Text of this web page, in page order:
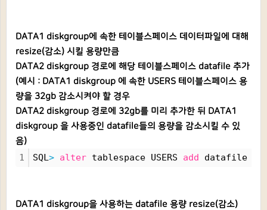
DATA1 diskgroup에 속한 테이블스페이스 데이터파일에 대해
resize(감소) 시킬 용량만큼
DATA2 diskgroup 경로에 해당 테이블스페이스 datafile 추가
(예시 : DATA1 diskgroup 에 속한 USERS 테이블스페이스 용
량을 32gb 감소시켜야 할 경우
DATA2 diskgroup 경로에 32gb를 미리 추가한 뒤 DATA1
diskgroup 을 사용중인 datafile들의 용량을 감소시킬 수 있
음)
1 SQL> alter tablespace USERS add datafile
DATA1 diskgroup을 사용하는 datafile 용량 resize(감소)